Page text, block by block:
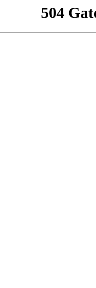
504